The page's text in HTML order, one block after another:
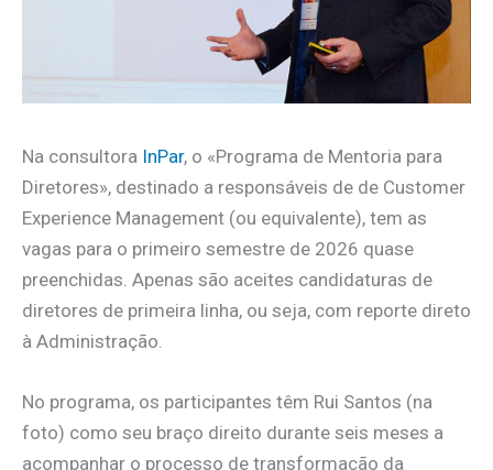
Na consultora InPar, o «Programa de Mentoria para
Diretores», destinado a responsáveis de de Customer
Experience Management (ou equivalente), tem as
vagas para o primeiro semestre de 2026 quase
preenchidas. Apenas são aceites candidaturas de
diretores de primeira linha, ou seja, com reporte direto
à Administração.
No programa, os participantes têm Rui Santos (na
foto) como seu braço direito durante seis meses a
acompanhar o processo de transformação da